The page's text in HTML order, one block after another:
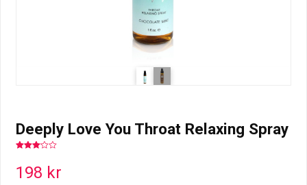
Deeply Love You Throat Relaxing Spray
5
198 kr